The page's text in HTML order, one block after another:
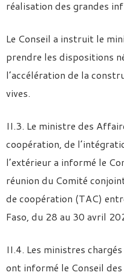
réalisation des grandes
Le Conseil a instruit le
prendre les dispositions
l’accélération de la
vives.
II.3. Le ministre des
coopération, de
l’extérieur a informé le
réunion du Comité
de coopération (TAC)
Faso, du 28 au 30 avril
II.4. Les ministres
ont informé le Conseil